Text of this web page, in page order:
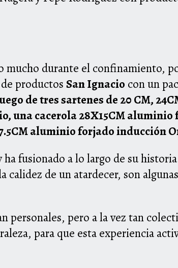
mucho durante el confinamiento,
productosSan Ignacio con un
de tres sartenes de 20 CM,
una cacerola 28X15CM
aluminio forjado inducción
ha fusionado a lo largo de su
de un atardecer, son
personales, pero a la vez tan
para que esta experiencia